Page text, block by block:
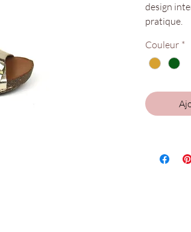
design
pratique.
elle arbore
Chaus'en
Couleur *